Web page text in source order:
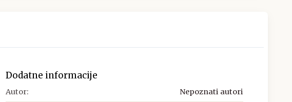
Dodatne informacije
Autor: Nepoznati autori